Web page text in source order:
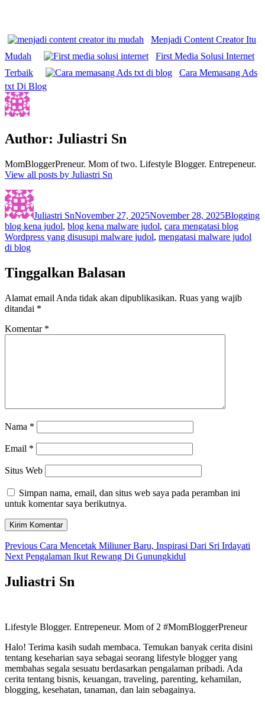
Menjadi Content Creator Itu
Mudah
First Media Solusi Internet
Terbaik
Cara Memasang Ads
txt Di Blog
Author: Juliastri Sn
MomBloggerPreneur. Mom of two. Lifestyle Blogger. Entrepeneur.
View all posts by Juliastri Sn
Author
Juliastri SnNovember 27, 2025November 28, 2025Blogging
blog kena judol, blog kena malware judol, cara mengatasi blog
Wordpress yang disusupi malware judol, mengatasi malware judol
di blog
Tinggalkan Balasan
Alamat email Anda tidak akan dipublikasikan. Ruas yang wajib
ditandai *
Komentar *
Nama *
Email *
Situs Web
Simpan nama, email, dan situs web saya pada peramban ini
untuk komentar saya berikutnya.
Navigasi
pos
Previous Previous
post:
Cara Mencetak Miliuner Baru, Inspirasi Dari Sri Irdayati
Next Next
Pengalaman Ikut Rewang Di Gunungkidul
Juliastri Sn
Lifestyle Blogger. Entrepeneur. Mom of 2 #MomBloggerPreneur
Halo! Terima kasih sudah membaca. Temukan banyak cerita disini
tentang keseharian saya sebagai seorang lifestyle blogger yang
membahas segala sesuatu berdasarkan pengalaman pribadi. Ada
cerita tentang bisnis, keuangan, traveling, parenting, kehamilan,
blogging, kesehatan, tanaman, dan lain sebagainya.